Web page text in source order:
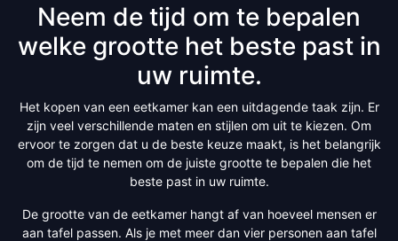
Neem de tijd om te bepalen
welke grootte het beste past in
uw ruimte.
Het kopen van een eetkamer kan een uitdagende taak zijn. Er
zijn veel verschillende maten en stijlen om uit te kiezen. Om
ervoor te zorgen dat u de beste keuze maakt, is het belangrijk
om de tijd te nemen om de juiste grootte te bepalen die het
beste past in uw ruimte.
De grootte van de eetkamer hangt af van hoeveel mensen er
aan tafel passen. Als je met meer dan vier personen aan tafel